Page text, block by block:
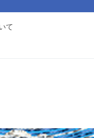
て
ュー
しょう
インアプローチ